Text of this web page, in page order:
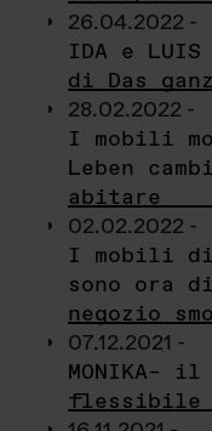
26.04.2022 -
IDA e
di Das
28.02.2022 -
I mobili
Leben
abitare
02.02.2022 -
I mobili di
sono ora
negozio
07.12.2021 -
MONIKA–
flessibile